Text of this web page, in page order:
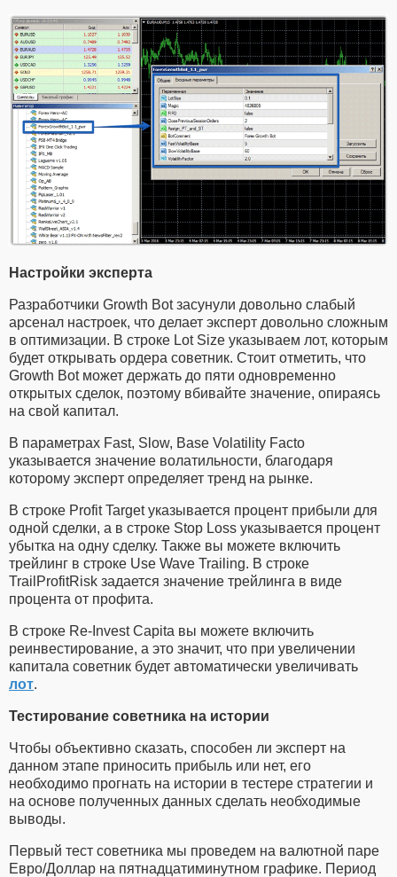
Настройки эксперта
Разработчики Growth Bot засунули довольно слабый
арсенал настроек, что делает эксперт довольно сложным
в оптимизации. В строке Lot Size указываем лот, которым
будет открывать ордера советник. Стоит отметить, что
Growth Bot может держать до пяти одновременно
открытых сделок, поэтому вбивайте значение, опираясь
на свой капитал.
В параметрах Fast, Slow, Base Volatility Facto
указывается значение волатильности, благодаря
которому эксперт определяет тренд на рынке.
В строке Profit Target указывается процент прибыли для
одной сделки, а в строке Stop Loss указывается процент
убытка на одну сделку. Также вы можете включить
трейлинг в строке Use Wave Trailing. В строке
TrailProfitRisk задается значение трейлинга в виде
процента от профита.
В строке Re-Invest Capita вы можете включить
реинвестирование, а это значит, что при увеличении
капитала советник будет автоматически увеличивать
лот.
Тестирование советника на истории
Чтобы объективно сказать, способен ли эксперт на
данном этапе приносить прибыль или нет, его
необходимо прогнать на истории в тестере стратегии и
на основе полученных данных сделать необходимые
выводы.
Первый тест советника мы проведем на валютной паре
Евро/Доллар на пятнадцатиминутном графике. Период